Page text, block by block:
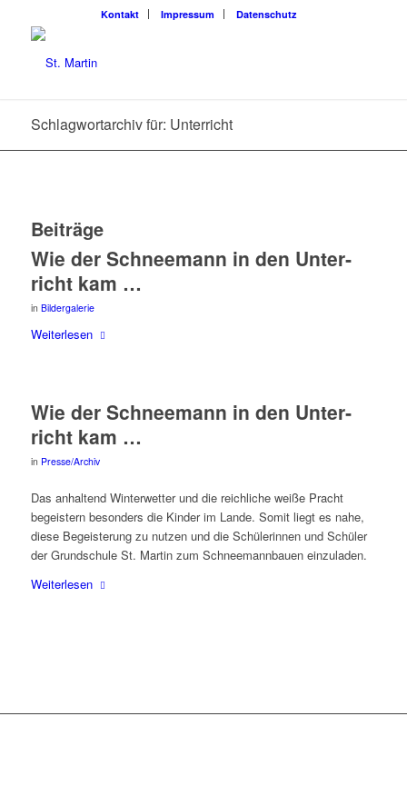
Kon­takt Impres­sum Daten­schutz
Schlagwortarchiv für: Unterricht
Beiträge
Wie der Schnee­mann in den Unter­
richt kam …
in Bildergalerie
Wei­ter­le­sen
Wie der Schnee­mann in den Unter­
richt kam …
in Presse/Archiv
Das anhal­tend Win­ter­wet­ter und die reich­li­che wei­ße Pracht
begeis­tern beson­ders die Kin­der im Lan­de. Somit liegt es nahe,
die­se Begeis­te­rung zu nut­zen und die Schü­le­rin­nen und Schü­ler
der Grund­schu­le St. Mar­tin zum Schnee­mann­bau­en einzuladen.
Wei­ter­le­sen